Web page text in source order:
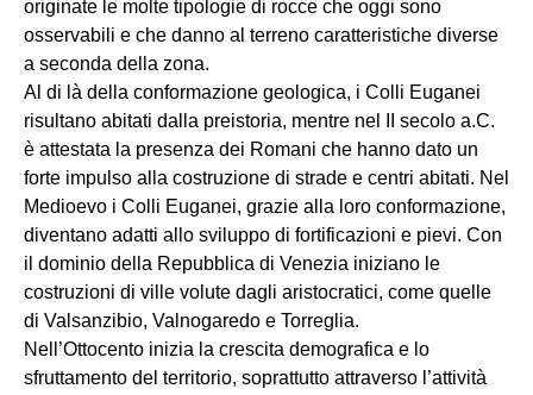
originate le molte tipologie di rocce che oggi sono
osservabili e che danno al terreno caratteristiche diverse
a seconda della zona.
Al di là della conformazione geologica, i Colli Euganei
risultano abitati dalla preistoria, mentre nel II secolo a.C.
è attestata la presenza dei Romani che hanno dato un
forte impulso alla costruzione di strade e centri abitati. Nel
Medioevo i Colli Euganei, grazie alla loro conformazione,
diventano adatti allo sviluppo di fortificazioni e pievi. Con
il dominio della Repubblica di Venezia iniziano le
costruzioni di ville volute dagli aristocratici, come quelle
di Valsanzibio, Valnogaredo e Torreglia.
Nell’Ottocento inizia la crescita demografica e lo
sfruttamento del territorio, soprattutto attraverso l’attività